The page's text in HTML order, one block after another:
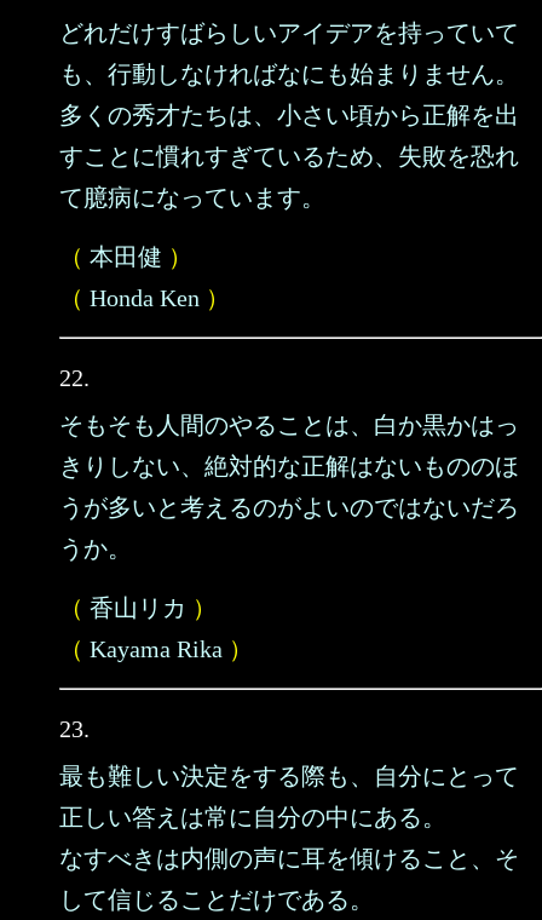
どれだけすばらしいアイデアを持っていて
も、行動しなければなにも始まりません。
多くの秀才たちは、小さい頃から正解を出
すことに慣れすぎているため、失敗を恐れ
て臆病になっています。
（ 本田健 ）
（ Honda Ken ）
22.
そもそも人間のやることは、白か黒かはっ
きりしない、絶対的な正解はないもののほ
うが多いと考えるのがよいのではないだろ
うか。
（ 香山リカ ）
（ Kayama Rika ）
23.
最も難しい決定をする際も、自分にとって
正しい答えは常に自分の中にある。
なすべきは内側の声に耳を傾けること、そ
して信じることだけである。